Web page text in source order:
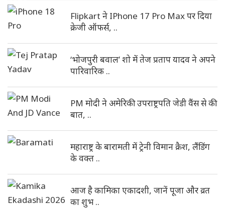
Flipkart ने IPhone 17 Pro Max पर दिया
क्रेजी ऑफर्स, ..
‘भोजपुरी बवाल’ शो में तेज प्रताप यादव ने अपने
पारिवारिक ..
PM मोदी ने अमेरिकी उपराष्ट्रपति जेडी वैंस से की
बात, ..
महाराष्ट्र के बारामती में ट्रेनी विमान क्रैश, लैंडिंग
के वक्त ..
आज है कामिका एकादशी, जानें पूजा और व्रत
का शुभ ..